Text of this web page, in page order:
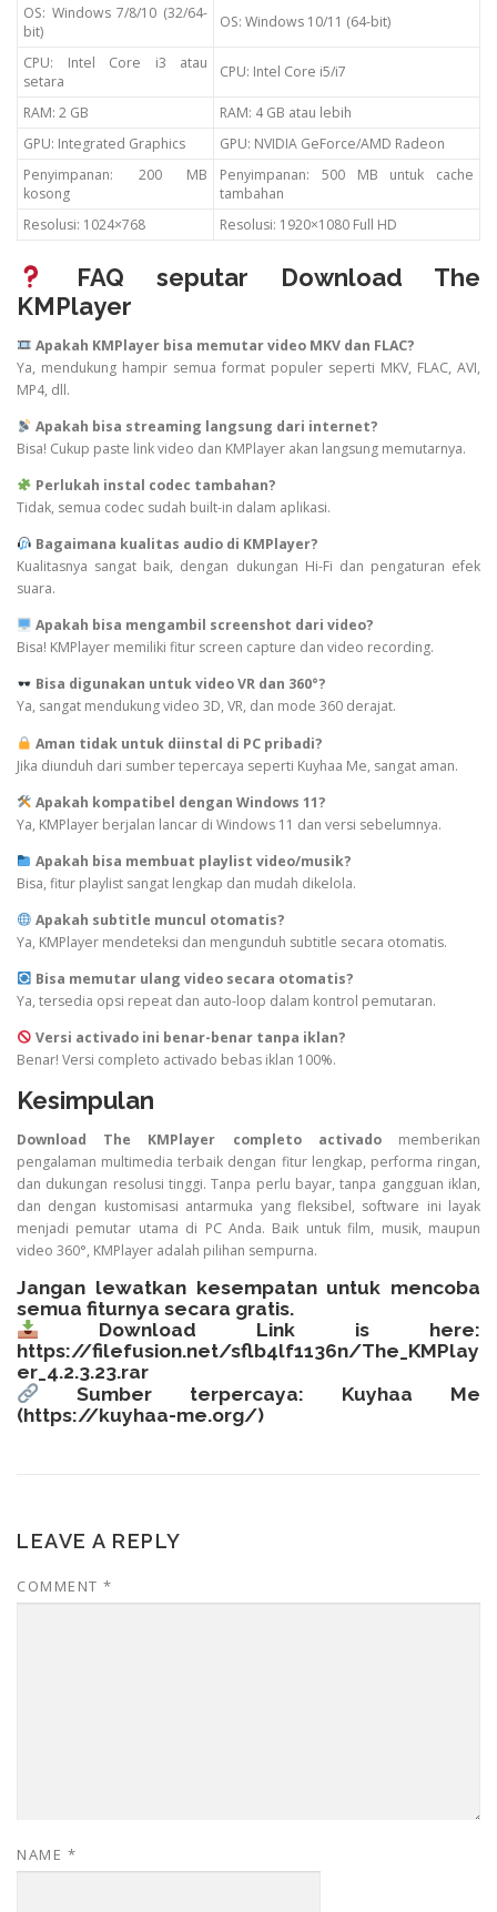
OS: Windows 7/8/10 (32/64-
bit)
OS: Windows 10/11 (64-bit)
CPU: Intel Core i3 atau
setara
CPU: Intel Core i5/i7
RAM: 2 GB
RAM: 4 GB atau lebih
GPU: Integrated Graphics
GPU: NVIDIA GeForce/AMD Radeon
Penyimpanan: 200 MB
kosong
Penyimpanan: 500 MB untuk cache
tambahan
Resolusi: 1024×768
Resolusi: 1920×1080 Full HD
FAQ seputar Download The
KMPlayer
Apakah KMPlayer bisa memutar video MKV dan FLAC?
Ya, mendukung hampir semua format populer seperti MKV, FLAC, AVI,
MP4, dll.
Apakah bisa streaming langsung dari internet?
Bisa! Cukup paste link video dan KMPlayer akan langsung memutarnya.
Perlukah instal codec tambahan?
Tidak, semua codec sudah built-in dalam aplikasi.
Bagaimana kualitas audio di KMPlayer?
Kualitasnya sangat baik, dengan dukungan Hi-Fi dan pengaturan efek
suara.
Apakah bisa mengambil screenshot dari video?
Bisa! KMPlayer memiliki fitur screen capture dan video recording.
Bisa digunakan untuk video VR dan 360°?
Ya, sangat mendukung video 3D, VR, dan mode 360 derajat.
Aman tidak untuk diinstal di PC pribadi?
Jika diunduh dari sumber tepercaya seperti Kuyhaa Me, sangat aman.
Apakah kompatibel dengan Windows 11?
Ya, KMPlayer berjalan lancar di Windows 11 dan versi sebelumnya.
Apakah bisa membuat playlist video/musik?
Bisa, fitur playlist sangat lengkap dan mudah dikelola.
Apakah subtitle muncul otomatis?
Ya, KMPlayer mendeteksi dan mengunduh subtitle secara otomatis.
Bisa memutar ulang video secara otomatis?
Ya, tersedia opsi repeat dan auto-loop dalam kontrol pemutaran.
Versi activado ini benar-benar tanpa iklan?
Benar! Versi completo activado bebas iklan 100%.
Kesimpulan
Download The KMPlayer completo activadomemberikan
pengalaman multimedia terbaik dengan fitur lengkap, performa ringan,
dan dukungan resolusi tinggi. Tanpa perlu bayar, tanpa gangguan iklan,
dan dengan kustomisasi antarmuka yang fleksibel, software ini layak
menjadi pemutar utama di PC Anda. Baik untuk film, musik, maupun
video 360°, KMPlayer adalah pilihan sempurna.
Jangan lewatkan kesempatan untuk mencoba
semua fiturnya secara gratis.
Download Link is here:
https://filefusion.net/sflb4lf1136n/The_KMPlay
er_4.2.3.23.rar
Sumber terpercaya: Kuyhaa Me
(https://kuyhaa-me.org/)
LEAVE A REPLY
COMMENT *
NAME *